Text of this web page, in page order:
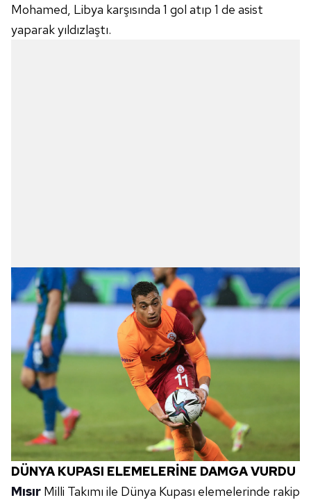
Mohamed, Libya karşısında 1 gol atıp 1 de asist
yaparak yıldızlaştı.
DÜNYA KUPASI ELEMELERİNE DAMGA VURDU
Mısır Milli Takımı ile Dünya Kupası elemelerinde rakip